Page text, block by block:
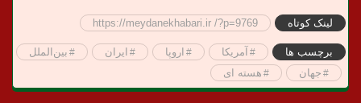
لینک کوتاه https://meydanekhabari.ir /?p=9769
برچسب ها آمریکا اروپا ایران
بین‌الملل
جهان
هسته ای